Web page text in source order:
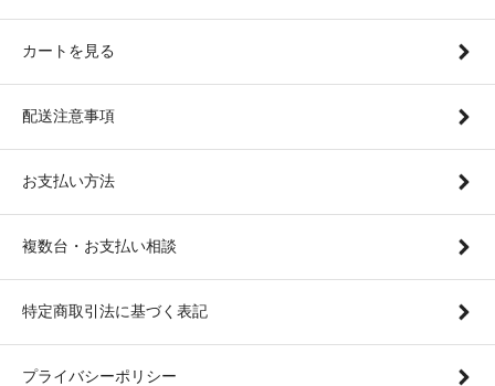
カートを見る
配送注意事項
お支払い方法
複数台・お支払い相談
特定商取引法に基づく表記
プライバシーポリシー